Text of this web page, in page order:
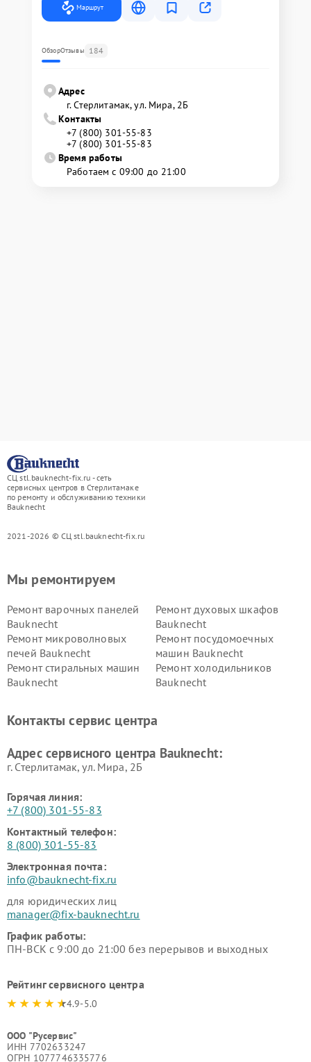
Маршрут
ОбзорОтзывы 184
Адрес
г. Стерлитамак, ул. Мира, 2Б
Контакты
+7 (800) 301-55-83
+7 (800) 301-55-83
Время работы
Работаем с 09:00 до 21:00
СЦ stl.bauknecht-fix.ru - сеть
сервисных центров в Стерлитамаке
по ремонту и обслуживанию техники
Bauknecht
2021-2026 © СЦ stl.bauknecht-fix.ru
Мы ремонтируем
Ремонт варочных панелей
Bauknecht
Ремонт духовых шкафов
Bauknecht
Ремонт микроволновых
печей Bauknecht
Ремонт посудомоечных
машин Bauknecht
Ремонт стиральных машин
Bauknecht
Ремонт холодильников
Bauknecht
Контакты сервис центра
Адрес сервисного центра Bauknecht:
г. Стерлитамак, ул. Мира, 2Б
Горячая линия:
+7 (800) 301-55-83
Контактный телефон:
8 (800) 301-55-83
Электронная почта:
info@bauknecht-fix.ru
для юридических лиц
manager@fix-bauknecht.ru
График работы:
ПН-ВСК с 9:00 до 21:00 без перерывов и выходных
Рейтинг сервисного центра
4.9-5.0
ООО "Русервис"
ИНН 7702633247
ОГРН 1077746335776